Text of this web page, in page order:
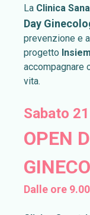
La Clinica
Day
prevenzione e
progetto
accompagnare
vita.
Sabato
OPEN
Dalle ore